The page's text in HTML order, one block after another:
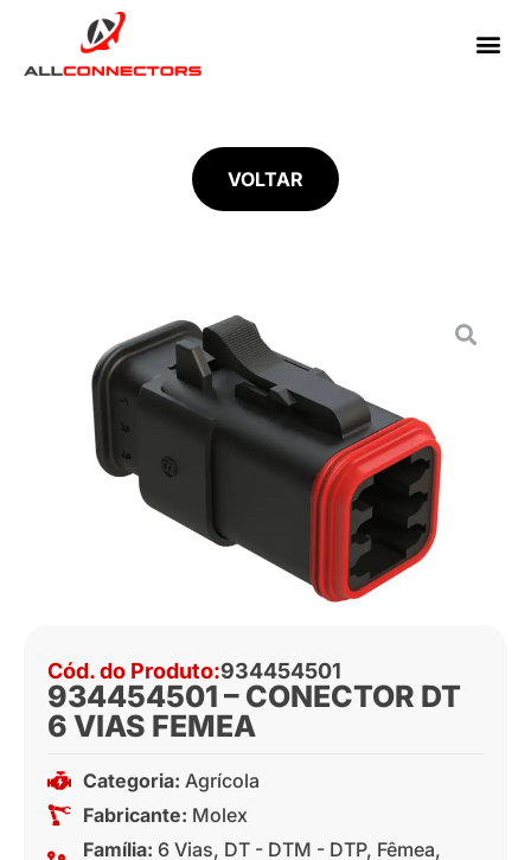
VOLTAR
Cód. do Produto:934454501
934454501 – CONECTOR DT
6 VIAS FEMEA
Categoria: Agrícola
Fabricante: Molex
Família: 6 Vias, DT - DTM - DTP, Fêmea,